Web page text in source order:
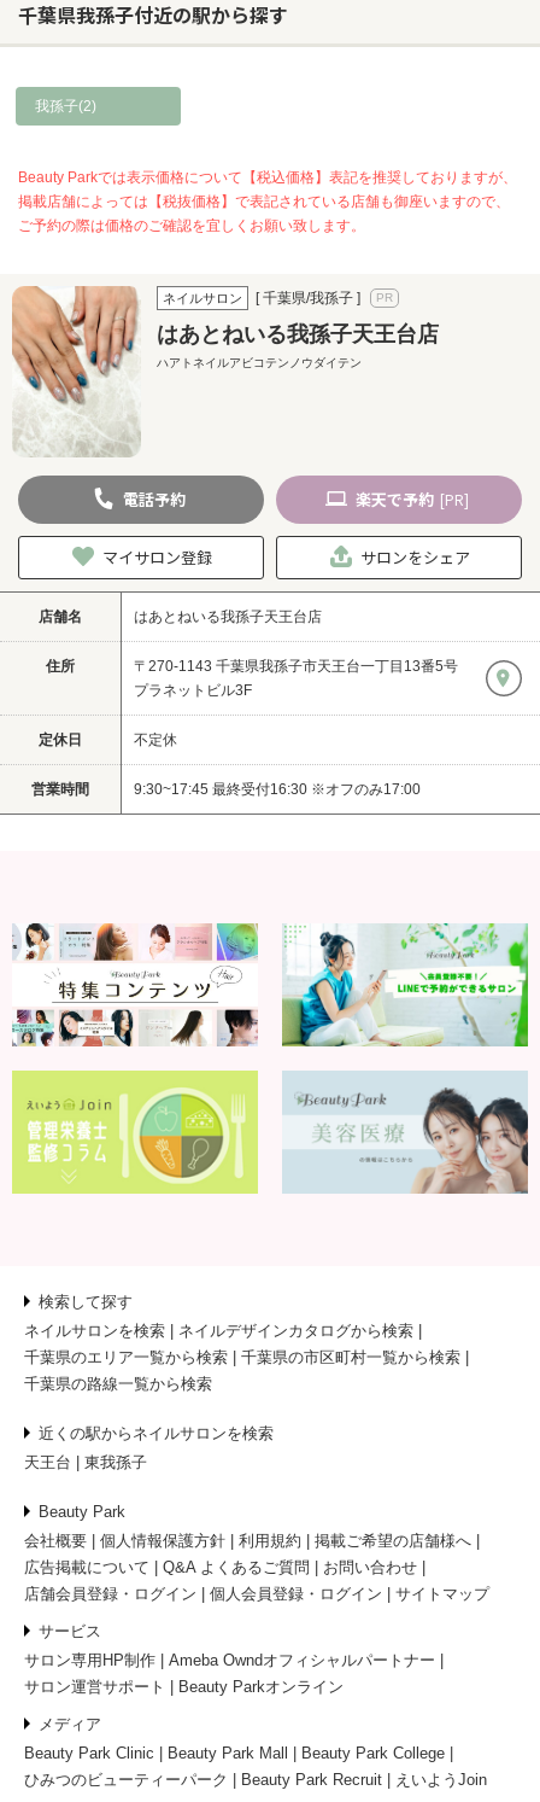
千葉県我孫子付近の駅から探す
我孫子(2)
Beauty Parkでは表示価格について【税込価格】表記を推奨しておりますが、
掲載店舗によっては【税抜価格】で表記されている店舗も御座いますので、
ご予約の際は価格のご確認を宜しくお願い致します。
ネイルサロン [ 千葉県/我孫子 ]
はあとねいる我孫子天王台店
ハアトネイルアビコテンノウダイテン
電話予約 楽天で予約 [PR]
マイサロン登録 サロンをシェア
店舗名 はあとねいる我孫子天王台店
住所
〒270-1143 千葉県我孫子市天王台一丁目13番5号
プラネットビル3F
定休日 不定休
営業時間 9:30~17:45 最終受付16:30 ※オフのみ17:00
検索して探す
ネイルサロンを検索
ネイルデザインカタログから検索
千葉県のエリア一覧から検索
千葉県の市区町村一覧から検索
千葉県の路線一覧から検索
近くの駅からネイルサロンを検索
天王台
東我孫子
Beauty Park
会社概要
個人情報保護方針 利用規約
掲載ご希望の店舗様へ
広告掲載について
Q&A よくあるご質問
お問い合わせ
店舗会員登録・ログイン
個人会員登録・ログイン サイトマップ
サービス
サロン専用HP制作
Ameba Owndオフィシャルパートナー
サロン運営サポート
Beauty Parkオンライン
メディア
Beauty Park Clinic
Beauty Park Mall
Beauty Park College
ひみつのビューティーパーク
Beauty Park Recruit えいようJoin